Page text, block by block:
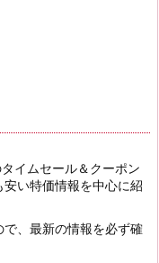
イムセール＆クーポン
い特価情報を中心に紹
、最新の情報を必ず確